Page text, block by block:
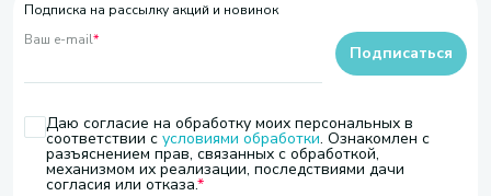
Подписка на рассылку акций и новинок
Ваш e-mail*
Даю согласие на обработку моих персональных в
соответствии с условиями обработки. Ознакомлен с
разъяснением прав, связанных с обработкой,
механизмом их реализации, последствиями дачи
согласия или отказа.
Подписаться